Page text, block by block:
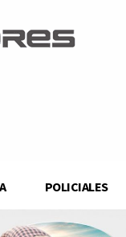
POLICIALES